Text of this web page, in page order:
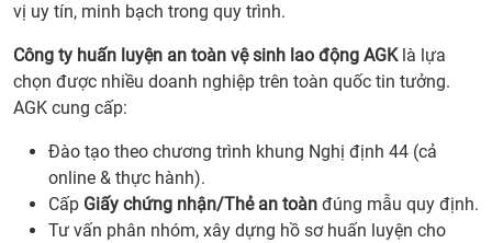
vị uy tín, minh bạch trong quy trình.
Công ty huấn luyện an toàn vệ sinh lao động AGKlà lựa
chọn được nhiều doanh nghiệp trên toàn quốc tin tưởng.
AGK cung cấp:
Đào tạo theo chương trình khung Nghị định 44 (cả
online & thực hành).
Cấp Giấy chứng nhận/Thẻ an toàn đúng mẫu quy định.
Tư vấn phân nhóm, xây dựng hồ sơ huấn luyện cho